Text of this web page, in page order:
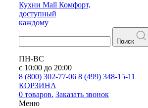
Кухни Mall Комфорт,
доступный
каждому
Поиск
ПН-ВС
с 10:00 до 20:00
8 (800) 302-77-06 8 (499) 348-15-11
КОРЗИНА
0 товаров. Заказать звонок
Меню